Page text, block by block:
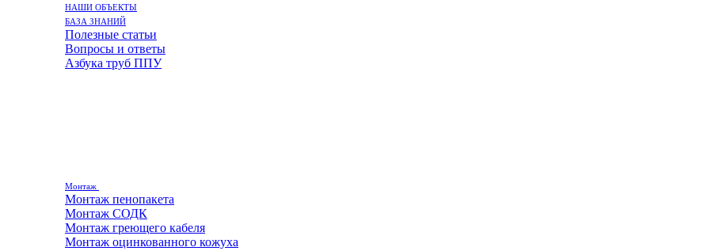
НАШИ ОБЪЕКТЫ
БАЗА ЗНАНИЙ
Полезные статьи
Вопросы и ответы
Азбука труб ППУ
Монтаж
Монтаж пенопакета
Монтаж СОДК
Монтаж греющего кабеля
Монтаж оцинкованного кожуха